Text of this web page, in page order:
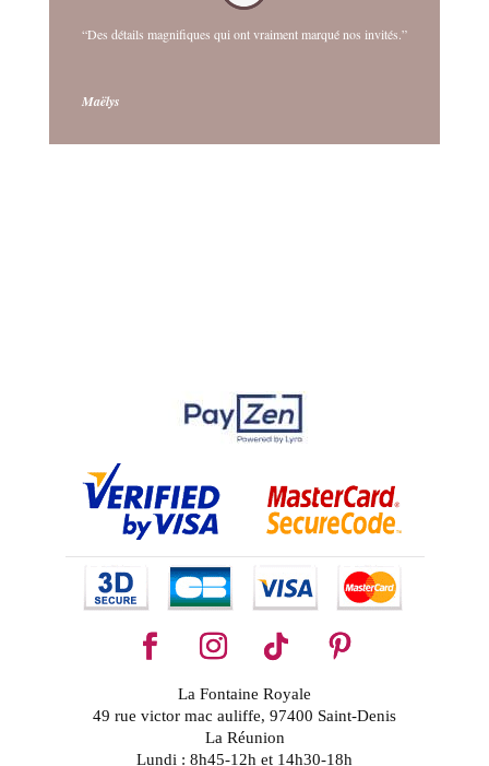
“Des détails magnifiques qui ont vraiment marqué nos invités.”
Maëlys
La Fontaine Royale
49 rue victor mac auliffe, 97400 Saint-Denis
La Réunion
Lundi : 8h45-12h et 14h30-18h